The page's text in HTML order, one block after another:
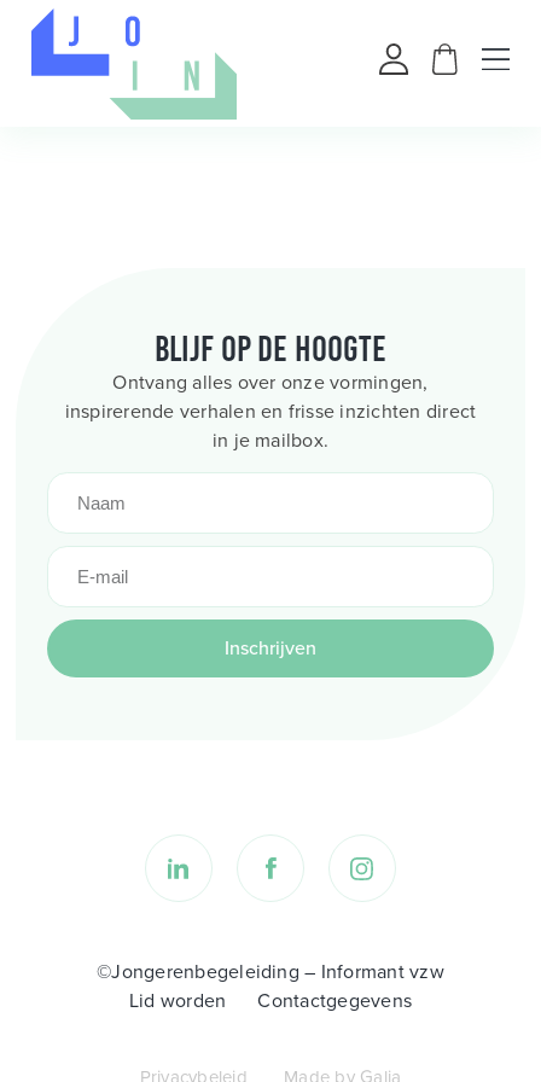
Blijf op de hoogte
Ontvang alles over onze vormingen,
inspirerende verhalen en frisse inzichten direct
in je mailbox.
Inschrijven
©Jongerenbegeleiding – Informant vzw
Lid worden
Contactgegevens